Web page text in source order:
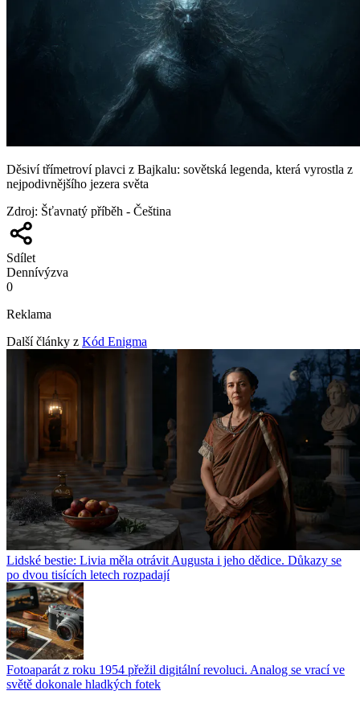
Děsiví třímetroví plavci z Bajkalu: sovětská legenda, která vyrostla z
nejpodivnějšího jezera světa
Zdroj: Šťavnatý příběh - Čeština
Sdílet
Dennívýzva
0
Reklama
Další články z Kód Enigma
Lidské bestie: Livia měla otrávit Augusta i jeho dědice. Důkazy se
po dvou tisících letech rozpadají
Fotoaparát z roku 1954 přežil digitální revoluci. Analog se vrací ve
světě dokonale hladkých fotek